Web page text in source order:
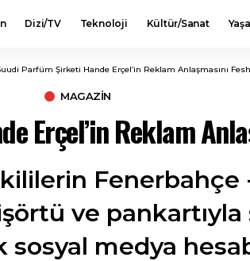
Dizi/TV Teknoloji Kültür/Sanat
Parfüm Şirketi Hande Erçel’in Reklam Anlaşmasını
MAGAZIN
Erçel’in Reklam
Fenerbahçe
ve pankartıyla
medya